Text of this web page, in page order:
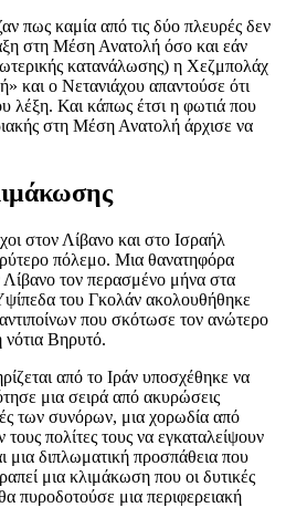
πως καμία από τις δύο πλευρές δεν
στη Μέση Ανατολή όσο και εάν
κατανάλωσης) η Χεζμπολάχ
και ο Νετανιάχου απαντούσε ότι
λέξη. Και κάπως έτσι η φωτιά που
στη Μέση Ανατολή άρχισε να
στον Λίβανο και στο Ισραήλ
πόλεμο. Μια θανατηφόρα
τον περασμένο μήνα στα
του Γκολάν ακολουθήθηκε
που σκότωσε τον ανώτερο
νότια Βηρυτό.
από το Ιράν υποσχέθηκε να
μια σειρά από ακυρώσεις
των συνόρων, μια χορωδία από
πολίτες τους να εγκαταλείψουν
μια διπλωματική προσπάθεια που
μια κλιμάκωση που οι δυτικές
πυροδοτούσε μια περιφερειακή